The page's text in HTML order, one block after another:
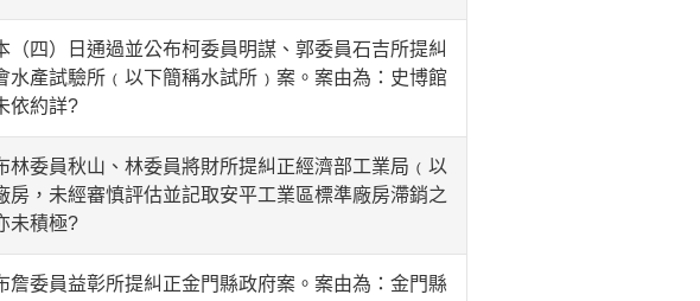
四）日通過並公布柯委員明謀、郭委員石吉所提糾
產試驗所﹙以下簡稱水試所﹚案。案由為：史博館
依約詳?
委員秋山、林委員將財所提糾正經濟部工業局﹙以
，未經審慎評估並記取安平工業區標準廠房滯銷之
未積極?
委員益彰所提糾正金門縣政府案。案由為：金門縣